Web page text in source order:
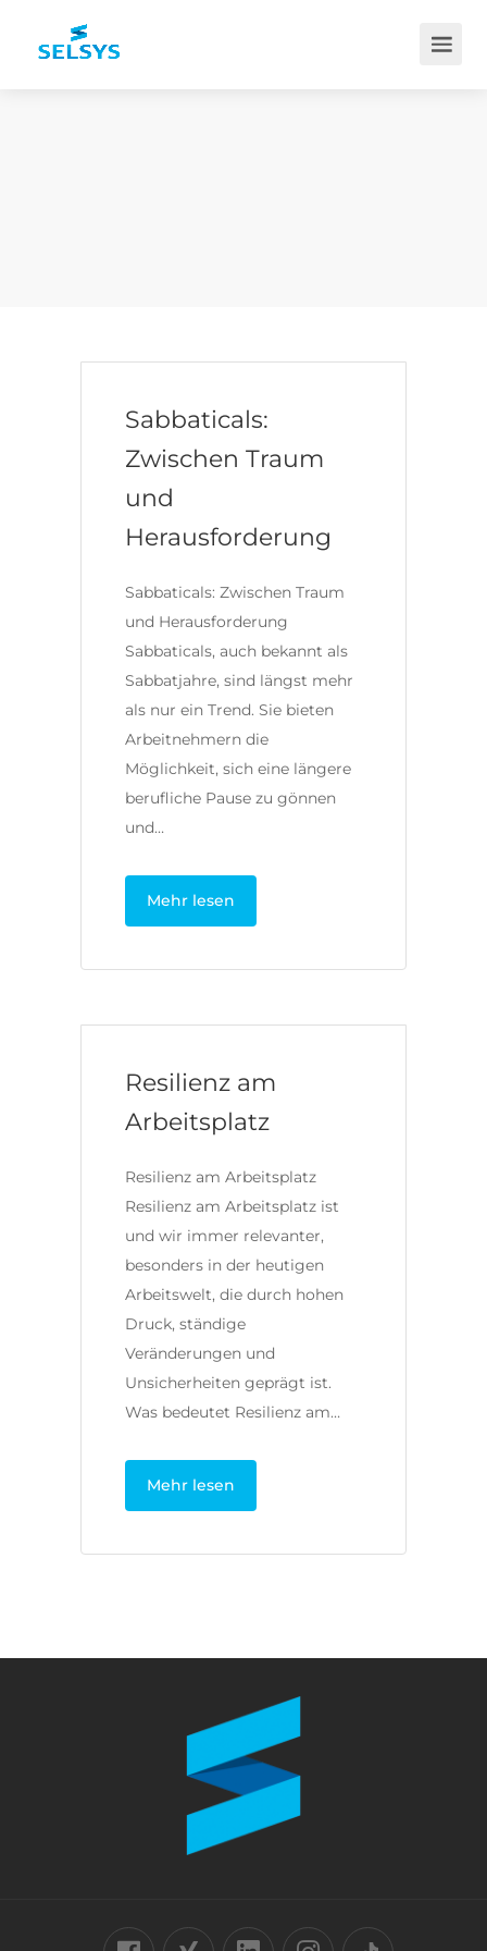
Sabbaticals:
Zwischen Traum
und
Herausforderung
Sabbaticals: Zwischen Traum
und Herausforderung
Sabbaticals, auch bekannt als
Sabbatjahre, sind längst mehr
als nur ein Trend. Sie bieten
Arbeitnehmern die
Möglichkeit, sich eine längere
berufliche Pause zu gönnen
und…
Mehr lesen
Resilienz am
Arbeitsplatz
Resilienz am Arbeitsplatz
Resilienz am Arbeitsplatz ist
und wir immer relevanter,
besonders in der heutigen
Arbeitswelt, die durch hohen
Druck, ständige
Veränderungen und
Unsicherheiten geprägt ist.
Was bedeutet Resilienz am…
Mehr lesen